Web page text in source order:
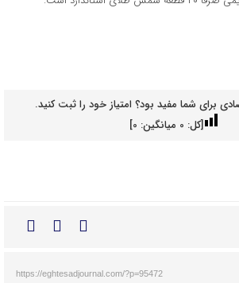
برای شما مفید بود؟ امتیاز خود را ثبت کنید.
[کل: 0میانگین: 0
]
https://eghtesadjournal.com/?p=95472